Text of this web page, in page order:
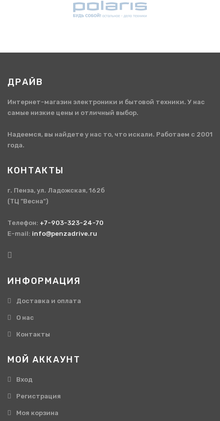
ДРАЙВ
Интернет-магазин электроники и бытовой техники. У нас
самые низкие цены и отличный выбор.
Надеемся, вы найдете у нас то, что искали. Работаем с 2001
года.
КОНТАКТЫ
г. Пенза, ул. Ладожская, 162б
(ТЦ "Весна")
Телефон: +7-903-323-24-70
E-mail: info@penzadrive.ru
ИНФОРМАЦИЯ
Доставка и оплата
О нас
Контакты
МОЙ АККАУНТ
Вход
Регистрация
Моя корзина